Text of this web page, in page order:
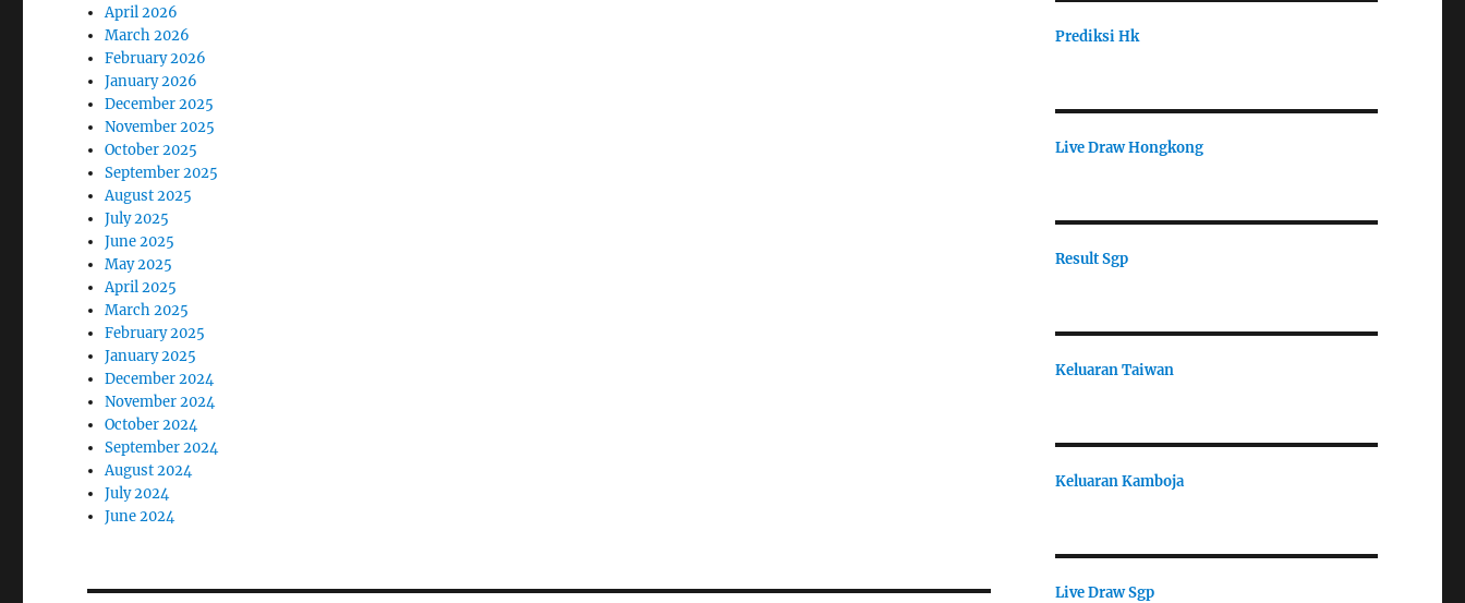
April 2026
March 2026
February 2026
January 2026
December 2025
November 2025
October 2025
September 2025
August 2025
July 2025
June 2025
May 2025
April 2025
March 2025
February 2025
January 2025
December 2024
November 2024
October 2024
September 2024
August 2024
July 2024
June 2024
Prediksi Hk
Live Draw Hongkong
Result Sgp
Keluaran Taiwan
Keluaran Kamboja
Live Draw Sgp